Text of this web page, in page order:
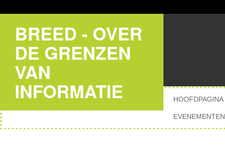
BREED - OVER
DE GRENZEN
VAN
INFORMATIE HOOFDPAGINA
EVENEMENTEN